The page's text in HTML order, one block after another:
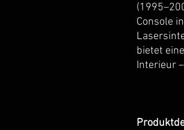
Console
bietet
Interieur